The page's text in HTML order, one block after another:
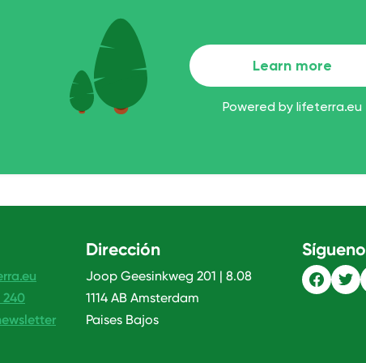
240
Dirección
Joop Geesinkweg 201 | 8.08
1114 AB Amsterdam
Paises Bajos